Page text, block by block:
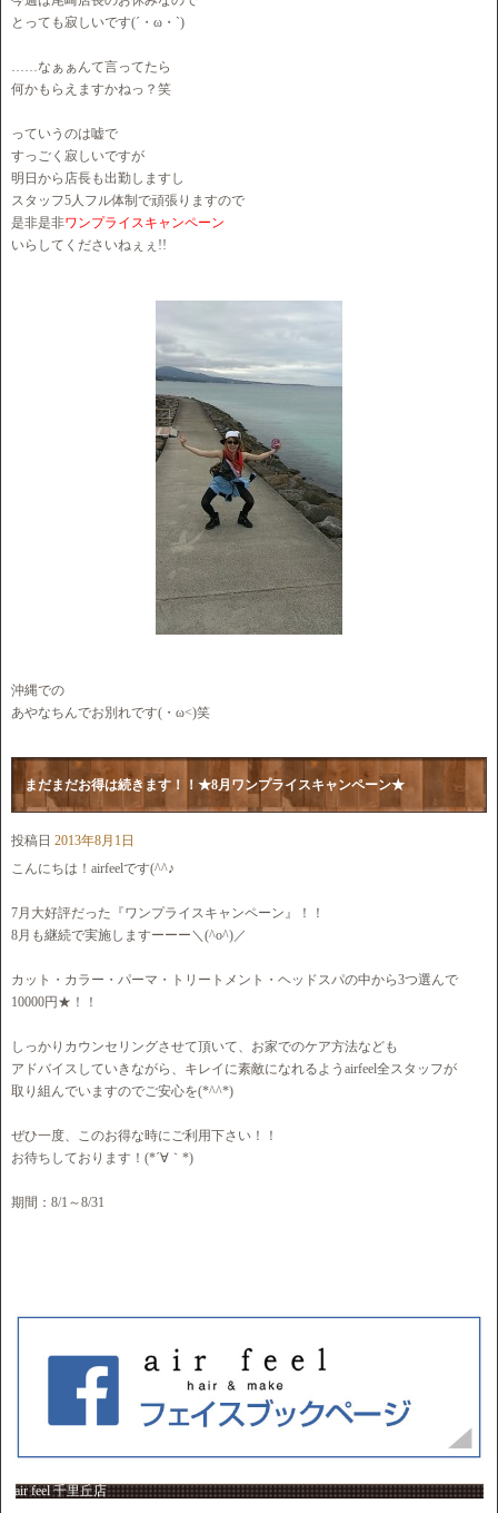
とっても寂しいです(´・ω・`)
……なぁぁんて言ってたら
何かもらえますかねっ？笑
っていうのは嘘で
すっごく寂しいですが
明日から店長も出勤しますし
スタッフ5人フル体制で頑張りますので
是非是非ワンプライスキャンペーン
いらしてくださいねぇぇ!!
沖縄での
あやなちんでお別れです(・ω<)笑
まだまだお得は続きます！！★8月ワンプライスキャンペーン★
投稿日 2013年8月1日
こんにちは！airfeelです(^^♪
7月大好評だった『ワンプライスキャンペーン』！！
8月も継続で実施しますーーー＼(^o^)／
カット・カラー・パーマ・トリートメント・ヘッドスパの中から3つ選んで
10000円★！！
しっかりカウンセリングさせて頂いて、お家でのケア方法なども
アドバイスしていきながら、キレイに素敵になれるようairfeel全スタッフが
取り組んでいますのでご安心を(*^^*)
ぜひ一度、このお得な時にご利用下さい！！
お待ちしております！(*´∀｀*)
期間：8/1～8/31
air feel 千里丘店